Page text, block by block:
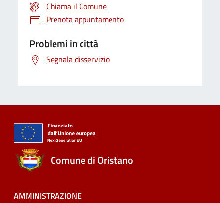
Chiama il Comune
Prenota appuntamento
Problemi in città
Segnala disservizio
Comune di Oristano
AMMINISTRAZIONE